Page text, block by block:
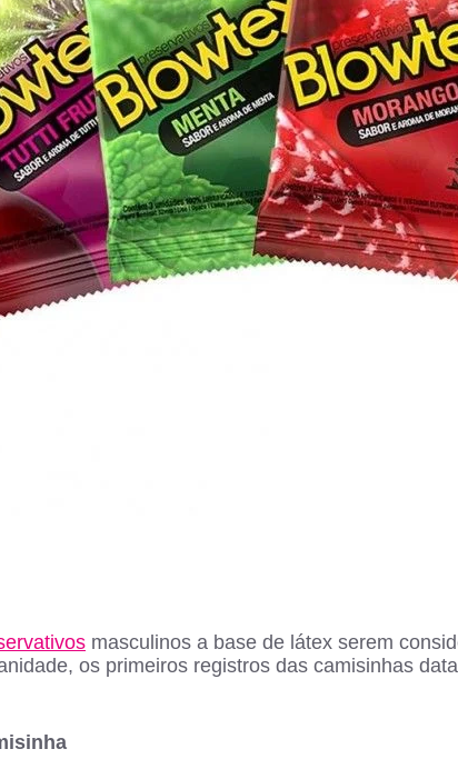
masculinos a base de látex serem
os primeiros registros das camisinhas